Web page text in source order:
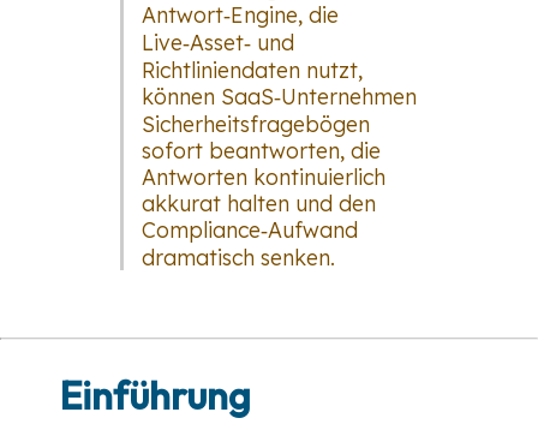
Antwort‑Engine, die
Live‑Asset‑ und
Richtliniendaten nutzt,
können SaaS‑Unternehmen
Sicherheitsfragebögen
sofort beantworten, die
Antworten kontinuierlich
akkurat halten und den
Compliance‑Aufwand
dramatisch senken.
Einführung